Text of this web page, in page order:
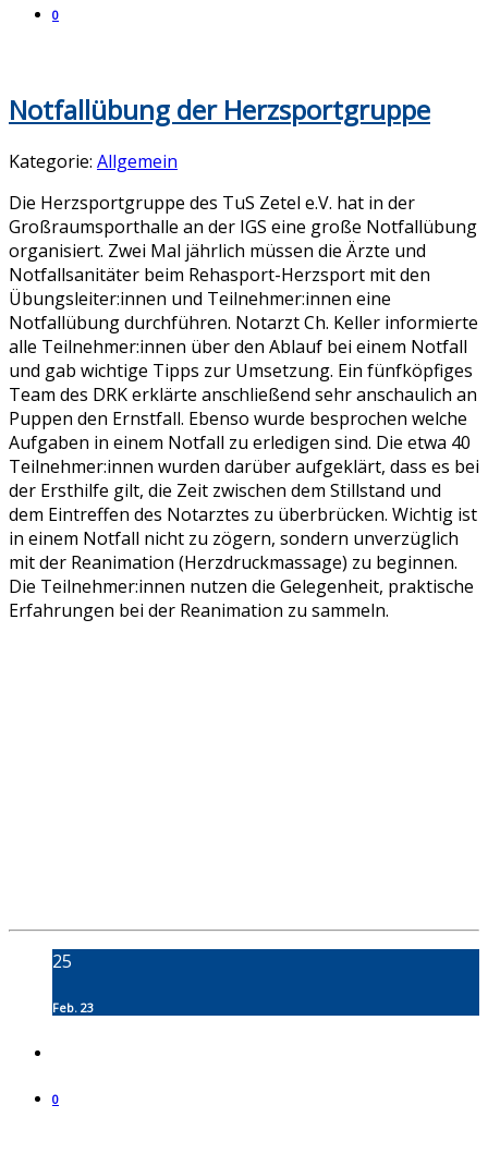
0
Notfallübung der Herzsportgruppe
Kategorie: Allgemein
Die Herzsportgruppe des TuS Zetel e.V. hat in der
Großraumsporthalle an der IGS eine große Notfallübung
organisiert. Zwei Mal jährlich müssen die Ärzte und
Notfallsanitäter beim Rehasport-Herzsport mit den
Übungsleiter:innen und Teilnehmer:innen eine
Notfallübung durchführen. Notarzt Ch. Keller informierte
alle Teilnehmer:innen über den Ablauf bei einem Notfall
und gab wichtige Tipps zur Umsetzung. Ein fünfköpfiges
Team des DRK erklärte anschließend sehr anschaulich an
Puppen den Ernstfall. Ebenso wurde besprochen welche
Aufgaben in einem Notfall zu erledigen sind. Die etwa 40
Teilnehmer:innen wurden darüber aufgeklärt, dass es bei
der Ersthilfe gilt, die Zeit zwischen dem Stillstand und
dem Eintreffen des Notarztes zu überbrücken. Wichtig ist
in einem Notfall nicht zu zögern, sondern unverzüglich
mit der Reanimation (Herzdruckmassage) zu beginnen.
Die Teilnehmer:innen nutzen die Gelegenheit, praktische
Erfahrungen bei der Reanimation zu sammeln.
25
Feb. 23
0